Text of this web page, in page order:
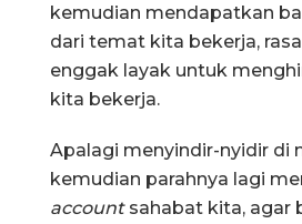
kemudian mendapatkan
dari temat kita bekerja,
enggak layak untuk
kita bekerja.
Apalagi menyindir-nyidir di
kemudian parahnya lagi
accountsahabat kita, agar